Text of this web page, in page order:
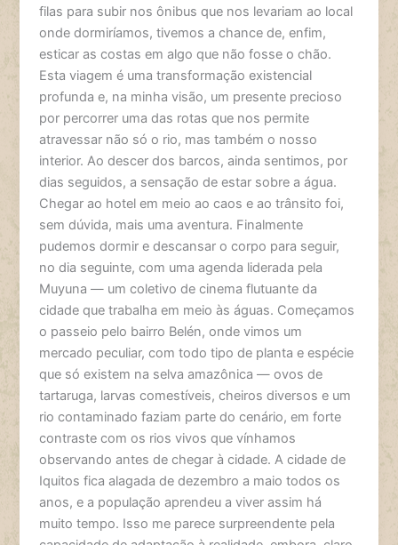
filas para subir nos ônibus que nos levariam ao local
onde dormiríamos, tivemos a chance de, enfim,
esticar as costas em algo que não fosse o chão.
Esta viagem é uma transformação existencial
profunda e, na minha visão, um presente precioso
por percorrer uma das rotas que nos permite
atravessar não só o rio, mas também o nosso
interior. Ao descer dos barcos, ainda sentimos, por
dias seguidos, a sensação de estar sobre a água.
Chegar ao hotel em meio ao caos e ao trânsito foi,
sem dúvida, mais uma aventura. Finalmente
pudemos dormir e descansar o corpo para seguir,
no dia seguinte, com uma agenda liderada pela
Muyuna — um coletivo de cinema flutuante da
cidade que trabalha em meio às águas. Começamos
o passeio pelo bairro Belén, onde vimos um
mercado peculiar, com todo tipo de planta e espécie
que só existem na selva amazônica — ovos de
tartaruga, larvas comestíveis, cheiros diversos e um
rio contaminado faziam parte do cenário, em forte
contraste com os rios vivos que vínhamos
observando antes de chegar à cidade. A cidade de
Iquitos fica alagada de dezembro a maio todos os
anos, e a população aprendeu a viver assim há
muito tempo. Isso me parece surpreendente pela